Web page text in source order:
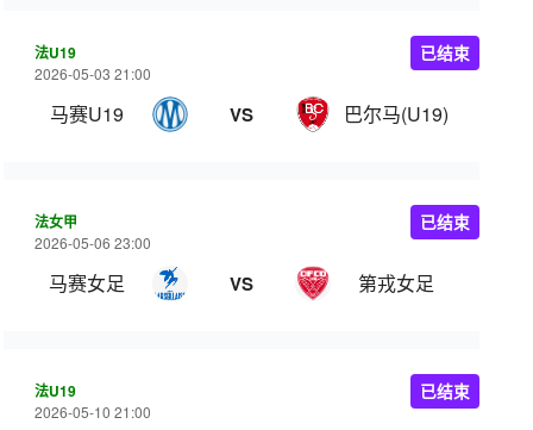
法U19
2026-05-03 21:00
马赛U19 VS 巴尔马(U19)
已结束
法女甲
2026-05-06 23:00
马赛女足 VS 第戎女足
已结束
法U19
2026-05-10 21:00
已结束